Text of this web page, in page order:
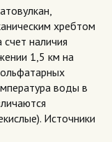
хребтом
наличия
1,5 км на
воды в
Источники